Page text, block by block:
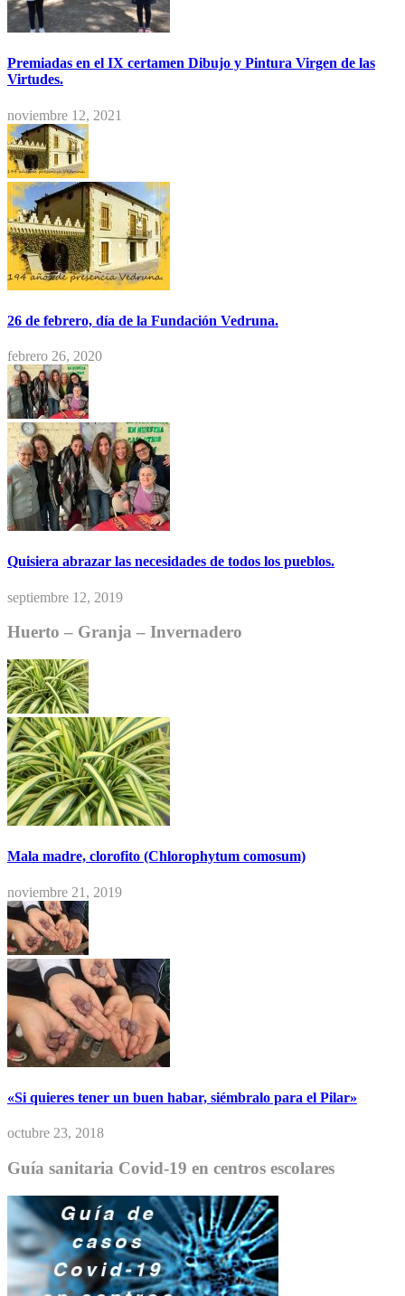
Premiadas en el IX certamen Dibujo y Pintura Virgen de las
Virtudes.
noviembre 12, 2021
26 de febrero, día de la Fundación Vedruna.
febrero 26, 2020
Quisiera abrazar las necesidades de todos los pueblos.
septiembre 12, 2019
Huerto – Granja – Invernadero
Mala madre, clorofito (Chlorophytum comosum)
noviembre 21, 2019
«Si quieres tener un buen habar, siémbralo para el Pilar»
octubre 23, 2018
Guía sanitaria Covid-19 en centros escolares